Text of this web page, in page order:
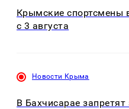
Крымские спортсмены
с 3 августа
Новости Крыма
В Бахчисарае